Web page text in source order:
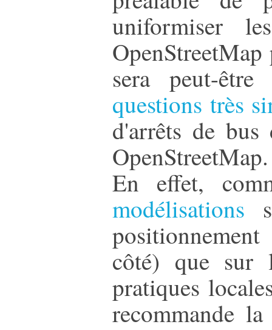
uniformiser
sera peut-
questions très
d'arrêts de
OpenStreetMap.
En effet,
modélisations
côté) que sur
pratiques
recommande